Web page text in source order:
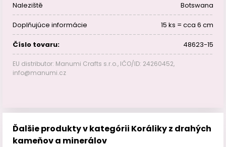
Naleziště Botswana
Doplňujúce informácie 15 ks = cca 6 cm
Číslo tovaru: 48623-15
EU distributor: Manumi Crafts s.r.o., IČO/ID: 24260452,
info@manumi.cz
Ďalšie produkty v kategórii Koráliky z drahých
kameňov a minerálov